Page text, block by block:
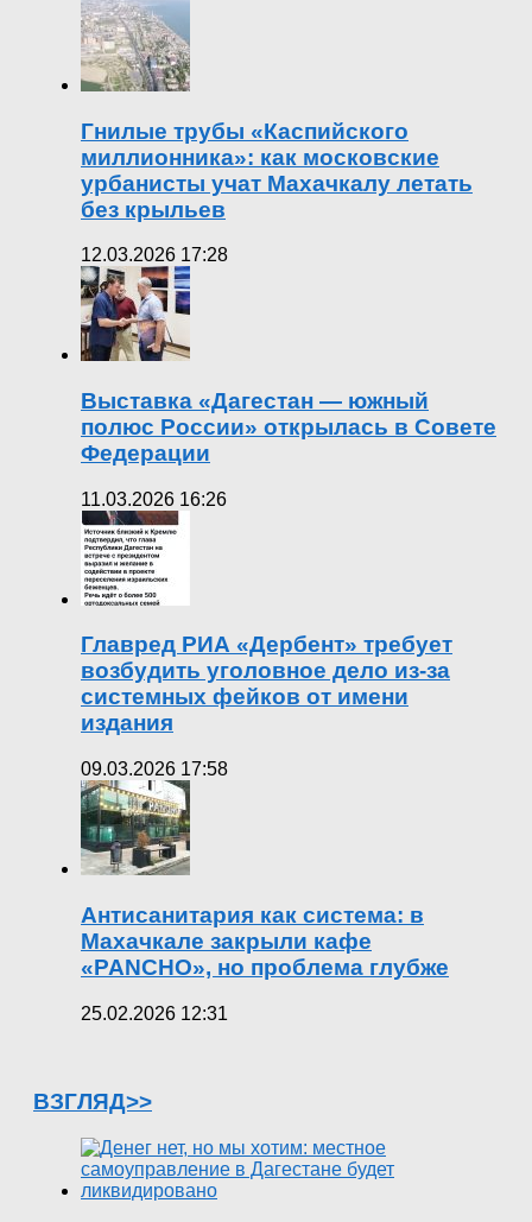
Гнилые трубы «Каспийского
миллионника»: как московские
урбанисты учат Махачкалу летать
без крыльев
12.03.2026 17:28
Выставка «Дагестан — южный
полюс России» открылась в Совете
Федерации
11.03.2026 16:26
Главред РИА «Дербент» требует
возбудить уголовное дело из-за
системных фейков от имени
издания
09.03.2026 17:58
Антисанитария как система: в
Махачкале закрыли кафе
«PANCHO», но проблема глубже
25.02.2026 12:31
ВЗГЛЯД>>